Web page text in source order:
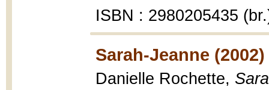
ISBN : 2980205435
Sarah-Jeanne (2002)
Danielle Rochette,